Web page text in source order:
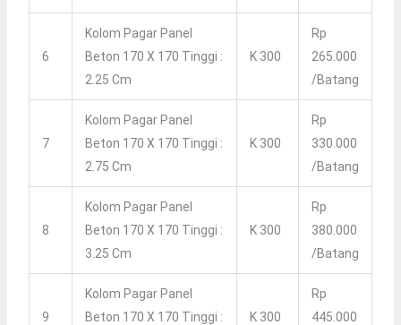
6
Kolom Pagar Panel
Beton 170 X 170 Tinggi :
2.25 Cm
K 300
Rp
265.000
/Batang
7
Kolom Pagar Panel
Beton 170 X 170 Tinggi :
2.75 Cm
K 300
Rp
330.000
/Batang
8
Kolom Pagar Panel
Beton 170 X 170 Tinggi :
3.25 Cm
K 300
Rp
380.000
/Batang
9
Kolom Pagar Panel
Beton 170 X 170 Tinggi :
K 300
Rp
445.000